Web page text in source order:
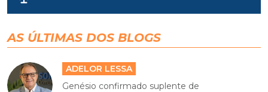
AS ÚLTIMAS DOS BLOGS
ADELOR LESSA
Genésio confirmado suplente de